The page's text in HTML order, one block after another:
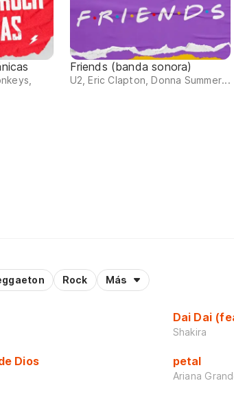
Friends (banda sonora)
U2, Eric Clapton, Donna Summer...
Rock Más
Dios
Dai Dai
Shakira
petal
Ariana